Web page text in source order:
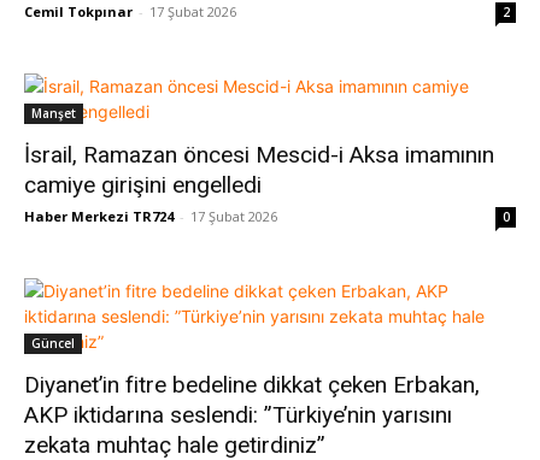
Cemil Tokpınar - 17 Şubat 2026 2
Manşet
İsrail, Ramazan öncesi Mescid-i Aksa imamının
camiye girişini engelledi
Haber Merkezi TR724 - 17 Şubat 2026 0
Güncel
Diyanet’in fitre bedeline dikkat çeken Erbakan,
AKP iktidarına seslendi: ”Türkiye’nin yarısını
zekata muhtaç hale getirdiniz”